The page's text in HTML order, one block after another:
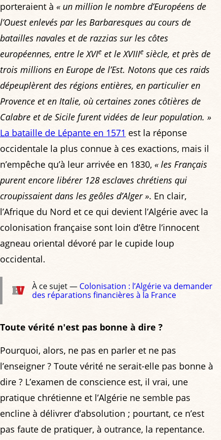
porteraient à « un million le nombre d’Européens de
l’Ouest enlevés par les Barbaresques au cours de
batailles navales et de razzias sur les côtes
européennes, entre le XVIe et le XVIIIe siècle, et près de
trois millions en Europe de l’Est. Notons que ces raids
dépeuplèrent des régions entières, en particulier en
Provence et en Italie, où certaines zones côtières de
Calabre et de Sicile furent vidées de leur population. »
La bataille de Lépante en 1571 est la réponse
occidentale la plus connue à ces exactions, mais il
n’empêche qu’à leur arrivée en 1830, « les Français
purent encore libérer 128 esclaves chrétiens qui
croupissaient dans les geôles d’Alger ». En clair,
l’Afrique du Nord et ce qui devient l’Algérie avec la
colonisation française sont loin d’être l’innocent
agneau oriental dévoré par le cupide loup
occidental.
À ce sujet — Colonisation : l’Algérie va demander
des réparations financières à la France
Toute vérité n'est pas bonne à dire ?
Pourquoi, alors, ne pas en parler et ne pas
l’enseigner ? Toute vérité ne serait-elle pas bonne à
dire ? L’examen de conscience est, il vrai, une
pratique chrétienne et l’Algérie ne semble pas
encline à délivrer d’absolution ; pourtant, ce n’est
pas faute de pratiquer, à outrance, la repentance.